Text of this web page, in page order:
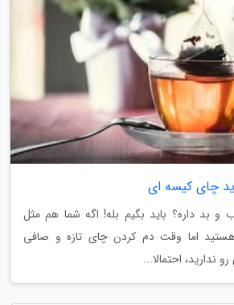
بد داره؟ باید بگیم بله! اگه شما هم مثل
اما وقت دم کردن چای تازه و صافی
احتمالا...